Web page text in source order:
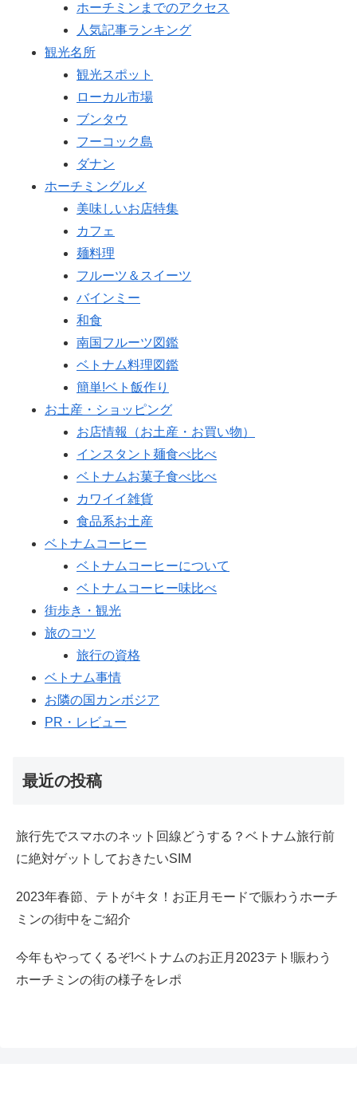
ホーチミンまでのアクセス
人気記事ランキング
観光名所
観光スポット
ローカル市場
ブンタウ
フーコック島
ダナン
ホーチミングルメ
美味しいお店特集
カフェ
麺料理
フルーツ＆スイーツ
バインミー
和食
南国フルーツ図鑑
ベトナム料理図鑑
簡単!ベト飯作り
お土産・ショッピング
お店情報（お土産・お買い物）
インスタント麺食べ比べ
ベトナムお菓子食べ比べ
カワイイ雑貨
食品系お土産
ベトナムコーヒー
ベトナムコーヒーについて
ベトナムコーヒー味比べ
街歩き・観光
旅のコツ
旅行の資格
ベトナム事情
お隣の国カンボジア
PR・レビュー
最近の投稿
旅行先でスマホのネット回線どうする？ベトナム旅行前
に絶対ゲットしておきたいSIM
2023年春節、テトがキタ！お正月モードで賑わうホーチ
ミンの街中をご紹介
今年もやってくるぞ!ベトナムのお正月2023テト!賑わう
ホーチミンの街の様子をレポ